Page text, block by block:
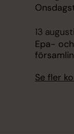
13
Epa-
Se fler